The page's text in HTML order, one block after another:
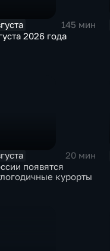
145 мин
2026 года
20 мин
появятся
курорты